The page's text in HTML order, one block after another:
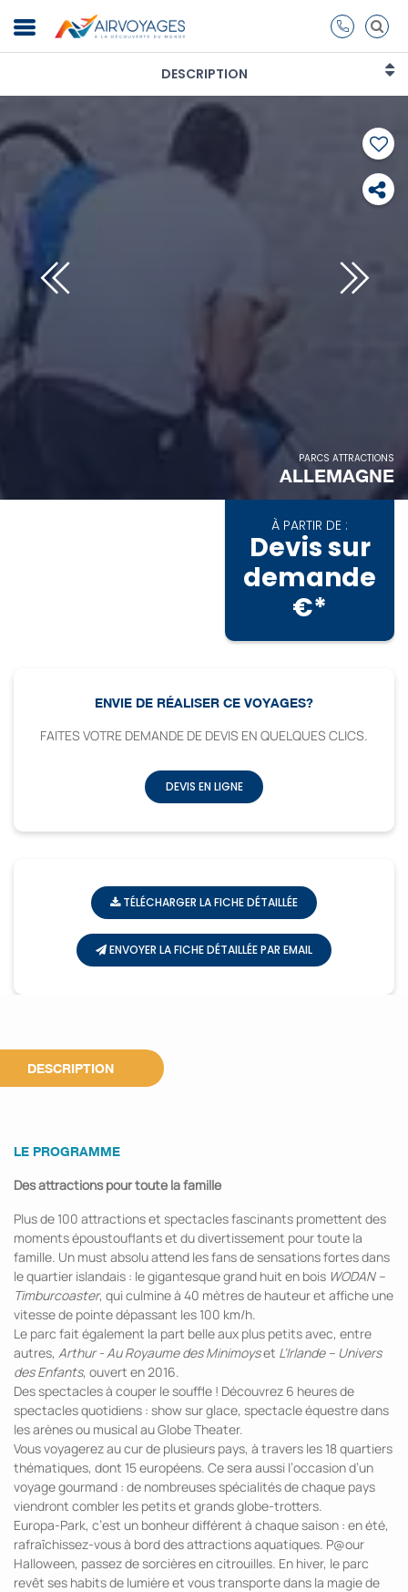
DESCRIPTION
PARCS ATTRACTIONS
ALLEMAGNE
À PARTIR DE :
Devis sur
demande
€*
ENVIE DE RÉALISER CE VOYAGES?
FAITES VOTRE DEMANDE DE DEVIS EN QUELQUES CLICS.
DEVIS EN LIGNE
TÉLÉCHARGER LA FICHE DÉTAILLÉE
ENVOYER LA FICHE DÉTAILLÉE PAR EMAIL
DESCRIPTION
LE PROGRAMME
Des attractions pour toute la famille
Plus de 100 attractions et spectacles fascinants promettent des
moments époustouflants et du divertissement pour toute la
famille. Un must absolu attend les fans de sensations fortes dans
le quartier islandais : le gigantesque grand huit en bois WODAN –
Timburcoaster, qui culmine à 40 mètres de hauteur et affiche une
vitesse de pointe dépassant les 100 km/h.
Le parc fait également la part belle aux plus petits avec, entre
autres, Arthur - Au Royaume des Minimoyset L’Irlande – Univers
des Enfants, ouvert en 2016.
Des spectacles à couper le souffle ! Découvrez 6 heures de
spectacles quotidiens : show sur glace, spectacle équestre dans
les arènes ou musical au Globe Theater.
Vous voyagerez au cur de plusieurs pays, à travers les 18 quartiers
thématiques, dont 15 européens. Ce sera aussi l’occasion d’un
voyage gourmand : de nombreuses spécialités de chaque pays
viendront combler les petits et grands globe-trotters.
Europa-Park, c’est un bonheur différent à chaque saison : en été,
rafraîchissez-vous à bord des attractions aquatiques. P@our
Halloween, passez de sorcières en citrouilles. En hiver, le parc
revêt ses habits de lumière et vous transporte dans la magie de